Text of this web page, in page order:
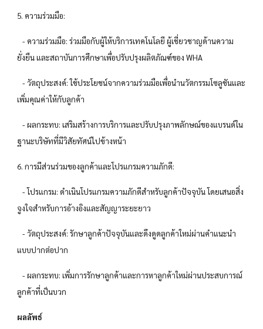
5. ความร่วมมือ:
- ความร่วมมือ: ร่วมมือกับผู้ให้บริการเทคโนโลยี ผู้เชี่ยวชาญด้านความ
ยั่งยืน และสถาบันการศึกษาเพื่อปรับปรุงผลิตภัณฑ์ของ WHA
- วัตถุประสงค์: ใช้ประโยชน์จากความร่วมมือเพื่อนำนวัตกรรมโซลูชันและ
เพิ่มคุณค่าให้กับลูกค้า
- ผลกระทบ: เสริมสร้างการบริการและปรับปรุงภาพลักษณ์ของแบรนด์ใน
ฐานะบริษัทที่มีวิสัยทัศน์ไปข้างหน้า
6. การมีส่วนร่วมของลูกค้าและโปรแกรมความภักดี:
- โปรแกรม: ดำเนินโปรแกรมความภักดีสำหรับลูกค้าปัจจุบัน โดยเสนอสิ่ง
จูงใจสำหรับการอ้างอิงและสัญญาระยะยาว
- วัตถุประสงค์: รักษาลูกค้าปัจจุบันและดึงดูดลูกค้าใหม่ผ่านคำแนะนำ
แบบปากต่อปาก
- ผลกระทบ: เพิ่มการรักษาลูกค้าและการหาลูกค้าใหม่ผ่านประสบการณ์
ลูกค้าที่เป็นบวก
ผลลัพธ์